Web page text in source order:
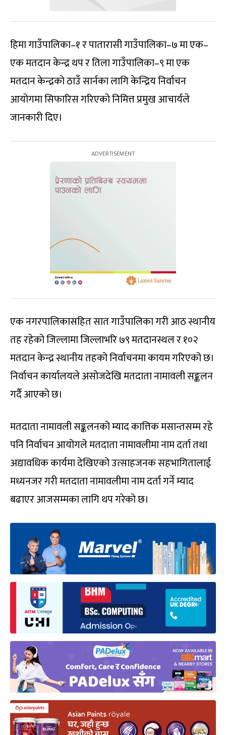
हिमा गाउँपालिका–१ र पातारासी गाउँपालिका–७ मा एक–
एक मतदान केन्द्र थप र तिला गाउँपालिका–९ मा एक
मतदान केन्द्रको ठाउँ सार्नका लागि केन्द्रिय निर्वाचन
आयोगमा सिफारिस गरिएको निमित्त प्रमुख आचार्यले
जानकारी दिए।
एक नगरपालिकासहित सात गाउँपालिका गरी आठ स्थानीय
तह रहेको जिल्लामा जिल्लाभरि ७९ मतदानस्थल र १०२
मतदान केन्द्र स्थानीय तहको निर्वाचनमा कायम गरिएको छ।
निर्वाचन कार्यालयले असोजदेखि मतदाता नामावली सङ्कलन
गर्दै आएको छ।
मतदाता नामावली सङ्कलनको म्याद कात्तिक मसान्तसम्म रहे
पनि निर्वाचन आयोगले मतदाता नामावलीमा नाम दर्ता तथा
अद्यावधिक कार्यमा देखिएको उत्साहजनक सहभागितालाई
मध्यनजर गरी मतदाता नामावलीमा नाम दर्ता गर्ने म्याद
बढाएर आजसम्मका लागि थप गरेको छ।